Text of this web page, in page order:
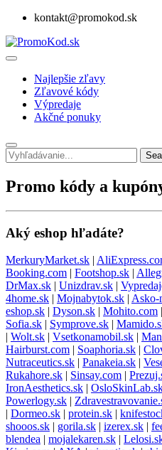
kontakt@promokod.sk
Najlepšie zľavy
Zľavové kódy
Výpredaje
Akčné ponuky
Promo kódy a
Aký eshop hľadáte?
MerkuryMarket.sk |
Booking.com | Footshop.sk |
DrMax.sk | Unizdrav.sk |
4home.sk | Mojnabytok.sk | Asko-
eshop.sk | Dyson.sk | Mohito.com |
Sofia.sk | Symprove.sk |
| Wolt.sk | Vsetkonamobil.sk |
Hairburst.com | Soaphoria.sk |
Nutraceutics.sk | Panakeia.sk |
Rukahore.sk | Sinsay.com |
IronAesthetics.sk |
Powerlogy.sk |
| Dormeo.sk | protein.sk |
shooos.sk | gorila.sk | izerex.sk |
blendea | mojalekaren.sk |